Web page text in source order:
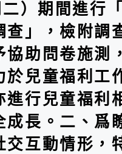
）期間進行
查」，檢附調
協助問卷施測
於兒童福利工
進行兒童福利
成長。二、爲
交互動情形，